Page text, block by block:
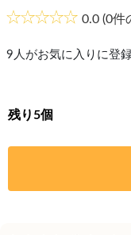
0.0 (0件
9 人がお気に入りに登
残り5個